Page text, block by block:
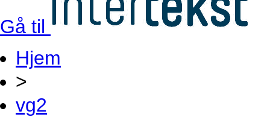
Gå til
Hjem
>
vg2